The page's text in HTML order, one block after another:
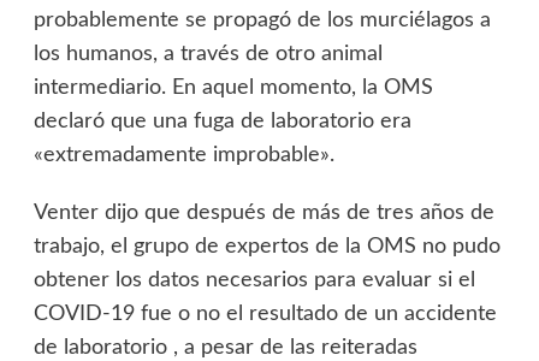
probablemente se propagó de los murciélagos a
los humanos, a través de otro animal
intermediario. En aquel momento, la OMS
declaró que una fuga de laboratorio era
«extremadamente improbable».
Venter dijo que después de más de tres años de
trabajo, el grupo de expertos de la OMS no pudo
obtener los datos necesarios para evaluar si el
COVID-19 fue o no el resultado de un accidente
de laboratorio , a pesar de las reiteradas